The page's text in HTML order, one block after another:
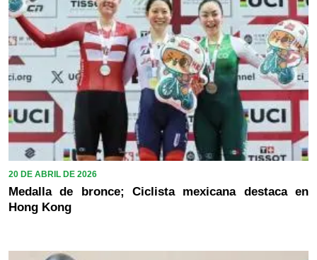
20 DE ABRIL DE 2026
Medalla de bronce; Ciclista mexicana destaca en
Hong Kong